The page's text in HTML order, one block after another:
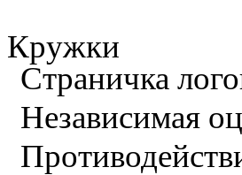
Кружки
Страничка
Независимая